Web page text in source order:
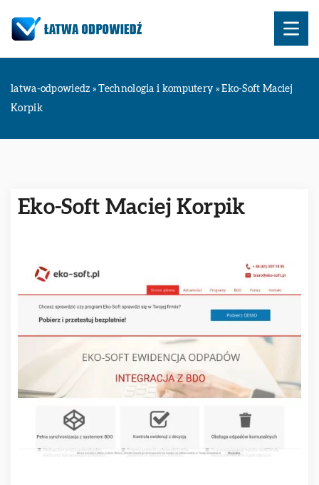
latwa-odpowiedz »Technologia i komputery »Eko-Soft Maciej
Korpik
Eko-Soft Maciej Korpik